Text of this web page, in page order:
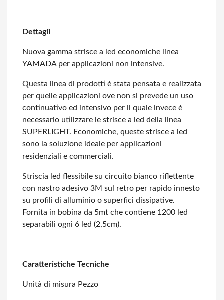
Dettagli
Nuova gamma strisce a led economiche linea
YAMADA per applicazioni non intensive.
Questa linea di prodotti è stata pensata e realizzata
per quelle applicazioni ove non si prevede un uso
continuativo ed intensivo per il quale invece è
necessario utilizzare le strisce a led della linea
SUPERLIGHT. Economiche, queste strisce a led
sono la soluzione ideale per applicazioni
residenziali e commerciali.
Striscia led flessibile su circuito bianco riflettente
con nastro adesivo 3M sul
retro per rapido innesto
su profili di alluminio o superfici dissipative.
Fornita in bobina da 5mt che contiene 1200 led
separabili ogni 6 led (2,5cm).
Caratteristiche Tecniche
Unità di misura Pezzo